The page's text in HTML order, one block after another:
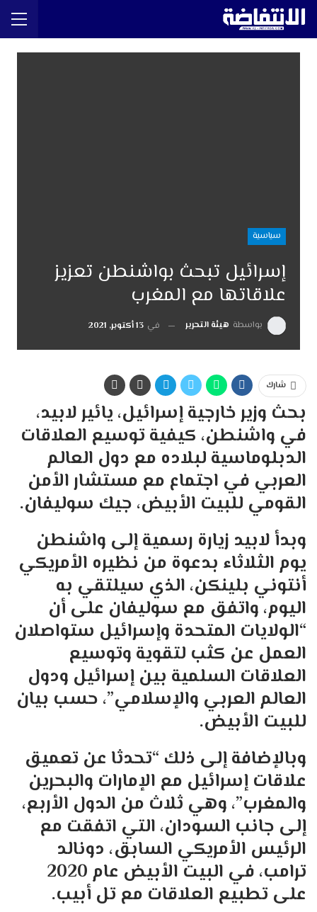
سياسية
إسرائيل تبحث بواشنطن تعزيز
علاقاتها مع المغرب
بواسطة هيئة التحرير في 13 أكتوبر, 2021
شارك
بحث وزير خارجية إسرائيل، يائير لابيد،
في واشنطن، كيفية توسيع العلاقات
الدبلوماسية لبلاده مع دول العالم
العربي في اجتماع مع مستشار الأمن
القومي للبيت الأبيض، جيك سوليفان.
وبدأ لابيد زيارة رسمية إلى واشنطن
يوم الثلاثاء بدعوة من نظيره الأمريكي
أنتوني بلينكن، الذي سيلتقي به
اليوم، واتفق مع سوليفان على أن
“الولايات المتحدة وإسرائيل ستواصلان
العمل عن كثب لتقوية وتوسيع
العلاقات السلمية بين إسرائيل ودول
العالم العربي والإسلامي”، حسب بيان
للبيت الأبيض.
وبالإضافة إلى ذلك “تحدثا عن تعميق
علاقات إسرائيل مع الإمارات والبحرين
والمغرب”، وهي ثلاث من الدول الأربع،
إلى جانب السودان، التي اتفقت مع
الرئيس الأمريكي السابق، دونالد
ترامب، في البيت الأبيض عام 2020
على تطبيع العلاقات مع تل أبيب.